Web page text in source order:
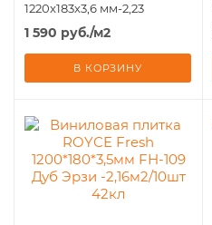
1220x183х3,6 мм-2,23
1 590 руб./м2
В КОРЗИНУ